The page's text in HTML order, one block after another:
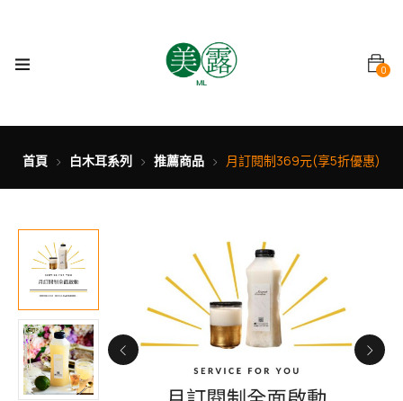
0
首頁 白木耳系列 推薦商品 月訂閱制369元(享5折優惠)